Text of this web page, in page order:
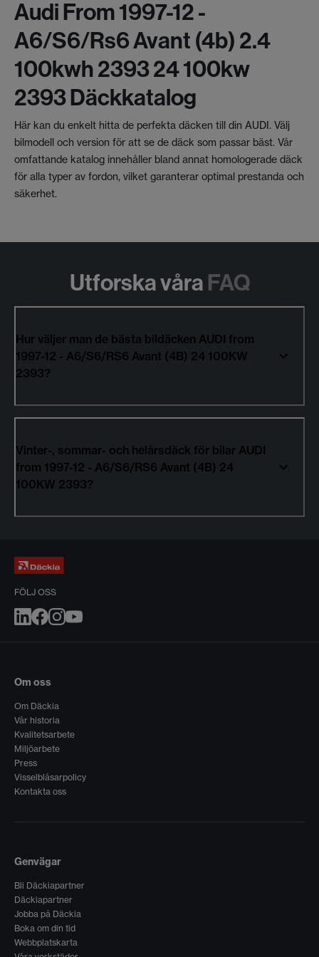
Audi From 1997-12 -
A6/s6/rs6 Avant (4b) 2.4
100kwh 2393 24 100kw
2393 Däckkatalog
Här kan du enkelt hitta de perfekta däcken till din AUDI. Välj
bilmodell och version för att se de däck som passar bäst. Vår
omfattande katalog innehåller bland annat homologerade däck
för alla typer av fordon, vilket garanterar optimal prestanda och
säkerhet.
Utforska våra FAQ
Hur väljer man de bästa bildäcken AUDI from
1997-12 - A6/S6/RS6 Avant (4B) 24 100KW
2393?
Vinter-, sommar- och helårsdäck för bilar AUDI
from 1997-12 - A6/S6/RS6 Avant (4B) 24
100KW 2393?
FÖLJ OSS
Om oss
Om Däckia
Vår historia
Kvalitetsarbete
Miljöarbete
Press
Visselblåsarpolicy
Kontakta oss
Genvägar
Bli Däckiapartner
Däckiapartner
Jobba på Däckia
Boka om din tid
Webbplatskarta